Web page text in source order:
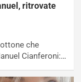
ritrovate
che
Cianferoni:…